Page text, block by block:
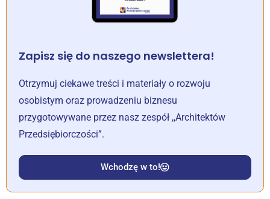
Zapisz się do naszego newslettera!
Otrzymuj ciekawe treści i materiały o rozwoju
osobistym oraz prowadzeniu biznesu
przygotowywane przez nasz zespół ,,Architektów
Przedsiębiorczości”.
Wchodzę w to!